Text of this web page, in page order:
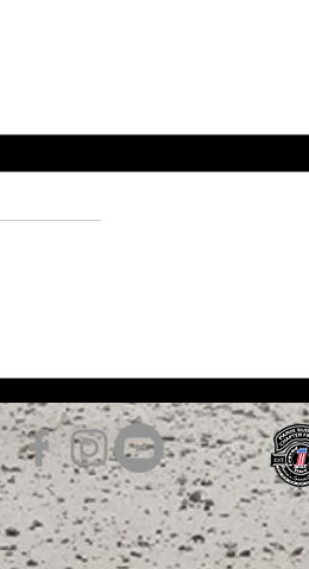
Harley Night 2ème édition chez H-
D Borie